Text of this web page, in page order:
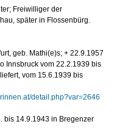
Freiwilliger der
später in Flossenbürg.
geb. Mathi(e)s; + 22.9.1957
Innsbruck vom 22.2.1939 bis
vom 15.6.1939 bis
detail.php?var=2646
bis 14.9.1943 in Bregenzer